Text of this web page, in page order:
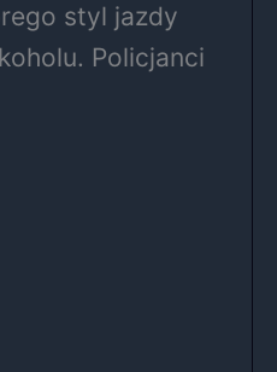
styl jazdy
Policjanci